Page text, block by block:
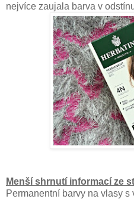
nejvíce zaujala barva v
Menší shrnutí informací ze
Permanentní barvy na vlasy